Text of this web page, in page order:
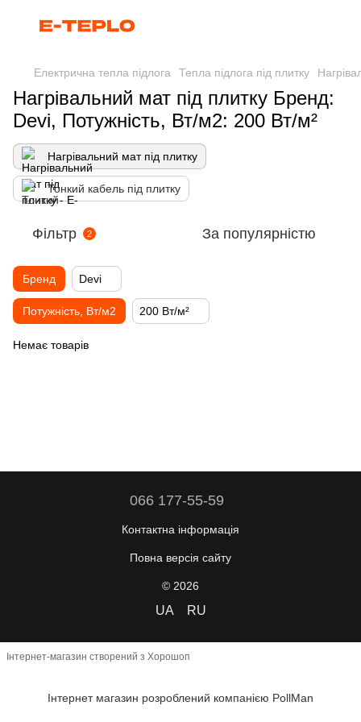
Електрична тепла підлога Тепла підлога під плитку
Нагрівальний мат під плитку Бренд:
Devi, Потужність, Вт/м2: 200 Вт/м²
Нагрівальний мат під плитку
Тонкий кабель під плитку
Фільтр 2 За популярністю
Бренд Devi
Потужність, Вт/м2 200 Вт/м²
Немає товарів
066 177-55-59
Контактна інформація
Повна версія сайту
© 2026
UA RU
Інтернет-магазин створений з Хорошоп
Інтернет магазин розроблений компанією PollMan